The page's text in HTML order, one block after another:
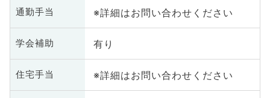
通勤手当 ※詳細はお問い合わせください
学会補助 有り
住宅手当 ※詳細はお問い合わせください